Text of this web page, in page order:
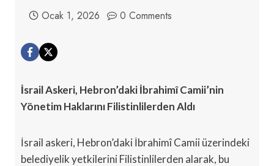
Ocak 1, 2026 0 Comments
İsrail Askeri, Hebron’daki İbrahimî Camii’nin
Yönetim Haklarını Filistinlilerden Aldı
İsrail askeri, Hebron’daki İbrahimî Camii üzerindeki
belediyelik yetkilerini Filistinlilerden alarak, bu